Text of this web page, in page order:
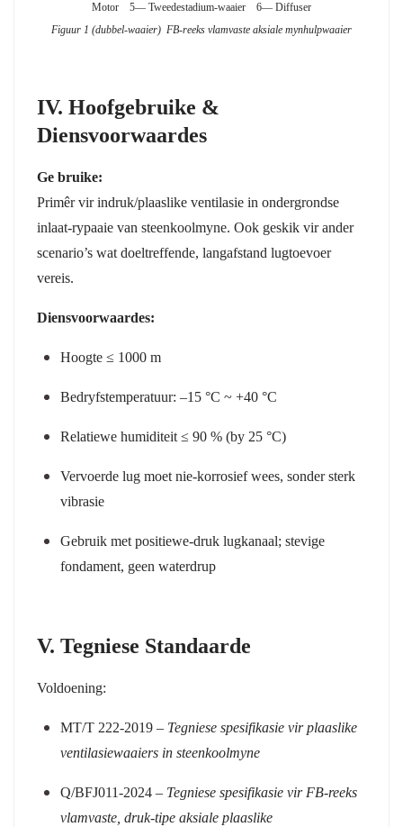
Motor 5— Tweedestadium-waaier 6— Diffuser
Figuur 1 (dubbel-waaier) FB-reeks vlamvaste aksiale mynhulpwaaier
IV. Hoofgebruike &
Diensvoorwaardes
Ge bruike:
Primêr vir indruk/plaaslike ventilasie in ondergrondse
inlaat-rypaaie van steenkoolmyne. Ook geskik vir ander
scenario’s wat doeltreffende, langafstand lugtoevoer
vereis.
Diensvoorwaardes:
Hoogte ≤ 1000 m
Bedryfstemperatuur: –15 °C ~ +40 °C
Relatiewe humiditeit ≤ 90 % (by 25 °C)
Vervoerde lug moet nie-korrosief wees, sonder sterk
vibrasie
Gebruik met positiewe-druk lugkanaal; stevige
fondament, geen waterdrup
V. Tegniese Standaarde
Voldoening:
MT/T 222-2019– Tegniese spesifikasie vir plaaslike
ventilasiewaaiers in steenkoolmyne
Q/BFJ011-2024– Tegniese spesifikasie vir FB-reeks
vlamvaste, druk-tipe aksiale plaaslike